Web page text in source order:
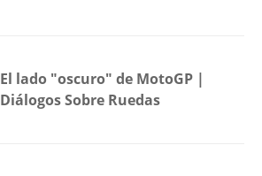
El lado "oscuro" de MotoGP |
Diálogos Sobre Ruedas